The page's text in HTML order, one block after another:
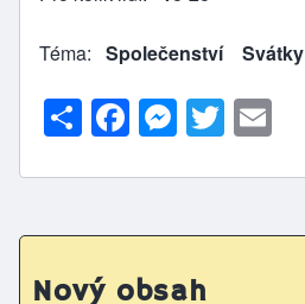
Téma Společenství Svátky
S
h
ar
e
F
a
c
e
b
M
e
s
s
e
T
w
itt
er
ai
l
Nový obsah